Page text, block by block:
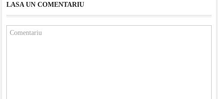
LASA UN COMENTARIU